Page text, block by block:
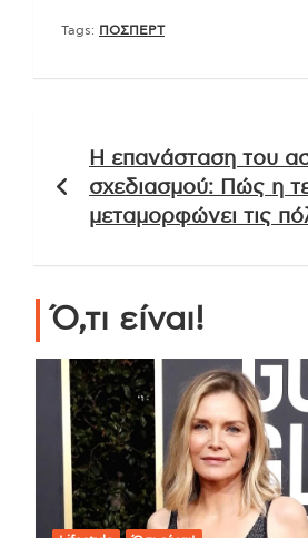
Tags: ΠΟΣΠΕΡΤ
άρθρων
Η επανάσταση του
σχεδιασμού: Πώς η
μεταμορφώνει τις
Ό,τι είναι!